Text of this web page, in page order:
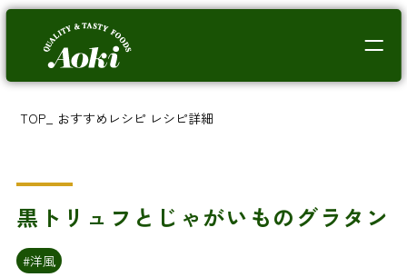
TOP おすすめレシピ レシピ詳細
黒トリュフとじゃがいものグラタン
#洋風